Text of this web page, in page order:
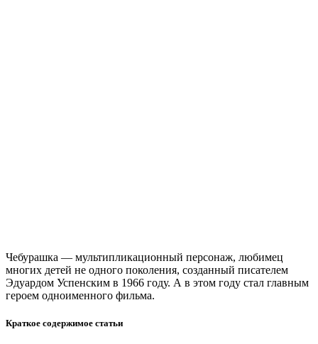
Чебурашка — мультипликационный персонаж, любимец
многих детей не одного поколения, созданный писателем
Эдуардом Успенским в 1966 году. А в этом году стал главным
героем одноименного фильма.
Краткое содержимое статьи